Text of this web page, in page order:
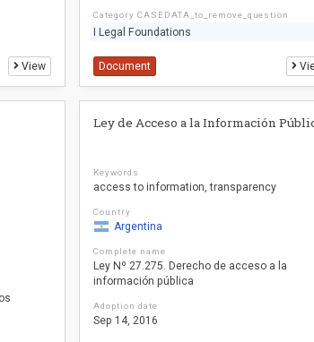
View
Category CASEDATA_to_remove_question
I Legal Foundations
Document
Ley de Acceso a la Información
Keywords
access to information transparency
Country
Argentina
Complete name
Ley Nº 27.275. Derecho de acceso a la
información pública
Adoption date
Sep 14, 2016